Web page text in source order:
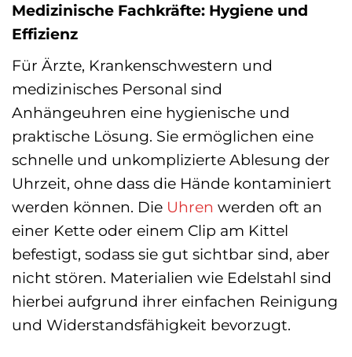
Medizinische Fachkräfte: Hygiene und
Effizienz
Für Ärzte, Krankenschwestern und
medizinisches Personal sind
Anhängeuhren eine hygienische und
praktische Lösung. Sie ermöglichen eine
schnelle und unkomplizierte Ablesung der
Uhrzeit, ohne dass die Hände kontaminiert
werden können. Die Uhren werden oft an
einer Kette oder einem Clip am Kittel
befestigt, sodass sie gut sichtbar sind, aber
nicht stören. Materialien wie Edelstahl sind
hierbei aufgrund ihrer einfachen Reinigung
und Widerstandsfähigkeit bevorzugt.